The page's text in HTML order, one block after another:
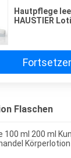
Hautpflege
HAUSTIER
Flaschen
100 ml 200 ml